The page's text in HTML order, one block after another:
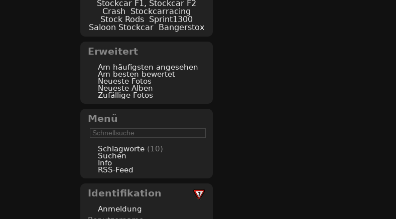
Stockcar F1, Stockcar F2
Crash
Stockcarracing
Stock Rods Sprint1300
Saloon Stockcar Bangerstox
Erweitert
Am häufigsten angesehen
Am besten bewertet
Neueste Fotos
Neueste Alben
Zufällige Fotos
Menü
Schlagworte (10)
Suchen
Info
RSS-Feed
Identifikation
Anmeldung